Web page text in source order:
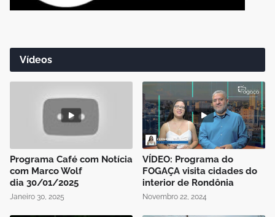
Vídeos
Programa Café com Notícia
com Marco Wolf
dia 30/01/2025
Janeiro 30, 2025
VÍDEO: Programa do
FOGAÇA visita cidades do
interior de Rondônia
Novembro 22, 2024